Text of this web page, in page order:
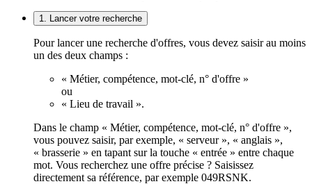
1. Lancer votre recherche
Pour lancer une recherche d'offres, vous devez saisir au moins
un des deux champs :
« Métier, compétence, mot-clé, n° d'offre »
ou
« Lieu de travail ».
Dans le champ « Métier, compétence, mot-clé, n° d'offre »,
vous pouvez saisir, par exemple, « serveur », « anglais »,
« brasserie » en tapant sur la touche « entrée » entre chaque
mot. Vous recherchez une offre précise ? Saisissez
directement sa référence, par exemple 049RSNK.